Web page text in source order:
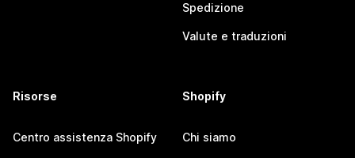
Spedizione
Valute e traduzioni
Risorse
Centro assistenza Shopify
Shopify
Chi siamo